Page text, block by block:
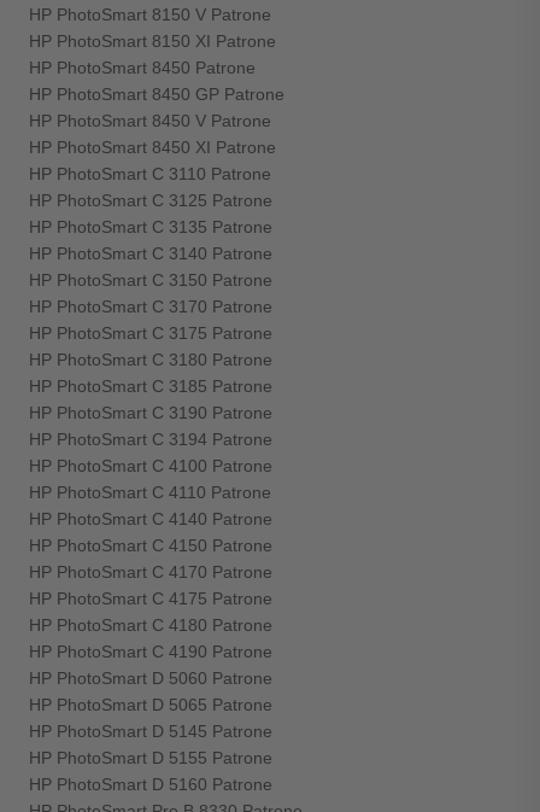
HP PhotoSmart 8150 V Patrone
HP PhotoSmart 8150 XI Patrone
HP PhotoSmart 8450 Patrone
HP PhotoSmart 8450 GP Patrone
HP PhotoSmart 8450 V Patrone
HP PhotoSmart 8450 XI Patrone
HP PhotoSmart C 3110 Patrone
HP PhotoSmart C 3125 Patrone
HP PhotoSmart C 3135 Patrone
HP PhotoSmart C 3140 Patrone
HP PhotoSmart C 3150 Patrone
HP PhotoSmart C 3170 Patrone
HP PhotoSmart C 3175 Patrone
HP PhotoSmart C 3180 Patrone
HP PhotoSmart C 3185 Patrone
HP PhotoSmart C 3190 Patrone
HP PhotoSmart C 3194 Patrone
HP PhotoSmart C 4100 Patrone
HP PhotoSmart C 4110 Patrone
HP PhotoSmart C 4140 Patrone
HP PhotoSmart C 4150 Patrone
HP PhotoSmart C 4170 Patrone
HP PhotoSmart C 4175 Patrone
HP PhotoSmart C 4180 Patrone
HP PhotoSmart C 4190 Patrone
HP PhotoSmart D 5060 Patrone
HP PhotoSmart D 5065 Patrone
HP PhotoSmart D 5145 Patrone
HP PhotoSmart D 5155 Patrone
HP PhotoSmart D 5160 Patrone